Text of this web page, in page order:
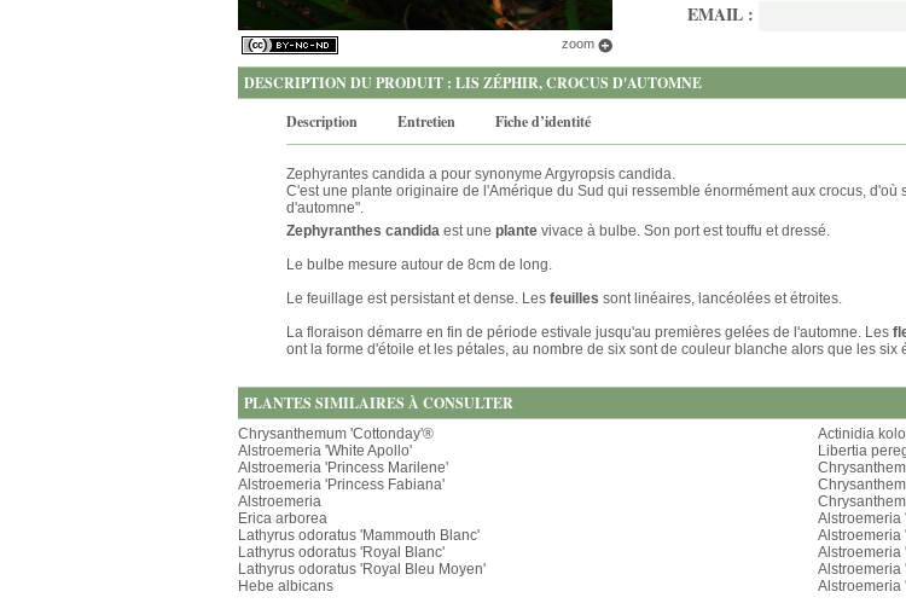
zoom
EMAIL :
DESCRIPTION DU PRODUIT : LIS ZÉPHIR, CROCUS D'AUTOMNE
Description
Entretien Fiche d’identité
Zephyrantes candida a pour synonyme Argyropsis candida.
C'est une plante originaire de l'Amérique du Sud qui ressemble énormément aux crocus,
d'automne".
Zephyranthes candida est une plante vivace à bulbe. Son port est touffu et dressé.
Le bulbe mesure autour de 8cm de long.
Le feuillage est persistant et dense. Les feuilles sont linéaires, lancéolées et étroites.
La floraison démarre en fin de période estivale jusqu'au premières gelées de l'automne. Les
ont la forme d'étoile et les pétales, au nombre de six sont de couleur blanche alors que les six
PLANTES SIMILAIRES À CONSULTER
Chrysanthemum 'Cottonday'®
Alstroemeria 'White Apollo'
Alstroemeria 'Princess Marilene'
Alstroemeria 'Princess Fabiana'
Alstroemeria
Erica arborea
Lathyrus odoratus 'Mammouth Blanc'
Lathyrus odoratus 'Royal Blanc'
Lathyrus odoratus 'Royal Bleu Moyen'
Hebe albicans
Actinidia
Libertia
Alstroemeria
Alstroemeria
Alstroemeria
Alstroemeria
Alstroemeria